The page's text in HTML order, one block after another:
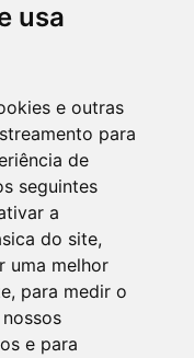
usa
e outras
para
de
seguintes
a
do site,
uma melhor
, para medir o
e para
- RS, 97573-010